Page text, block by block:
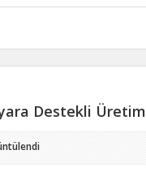
Destekli Üretim